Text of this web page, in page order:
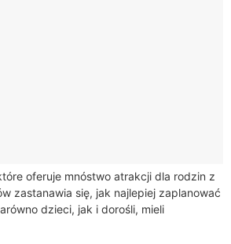
oferuje mnóstwo atrakcji dla rodzin z
zastanawia się, jak najlepiej zaplanować
dzieci, jak i dorośli, mieli
W...